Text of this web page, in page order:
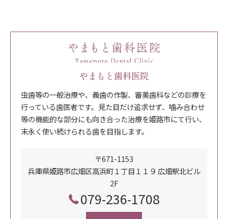
やまもと歯科医院
虫歯等の一般治療や、義歯の作製、審美歯科などの診療を
行っている歯医者です。見た目だけ追求せず、噛み合わせ
等の機能的な部分にも向き合った治療を姫路市にて行い、
末永く使い続けられる歯を目指します。
〒671-1153
兵庫県姫路市広畑区高浜町１丁目１１９ 広畑駅北ビル
2F
079-236-1708